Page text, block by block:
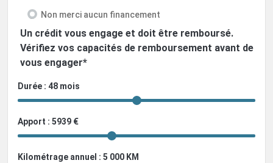
Non merci aucun financement
Un crédit vous engage et doit être remboursé.
Vérifiez vos capacités de remboursement avant de
vous engager*
Durée : 48 mois
Apport : 5939 €
Kilométrage annuel : 5 000 KM